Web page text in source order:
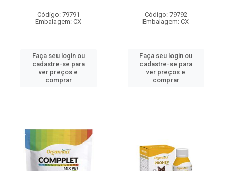
Código: 79791
Embalagem: CX
Faça seu login ou
cadastre-se para
ver preços e
comprar
Código: 79792
Embalagem: CX
Faça seu login ou
cadastre-se para
ver preços e
comprar